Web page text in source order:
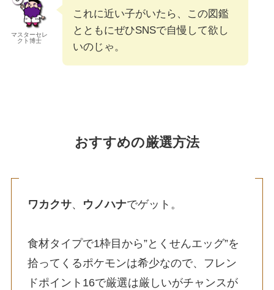
マスターセレ
クト博士
これに近い子がいたら、この図鑑
とともにぜひSNSで自慢して欲し
いのじゃ。
おすすめの厳選方法
ワカクサ、 ウノハナでゲット。
食材タイプで1枠目から”とくせんエッグ”を
拾ってくるポケモンは希少なので、フレン
ドポイント16で厳選は厳しいがチャンスが